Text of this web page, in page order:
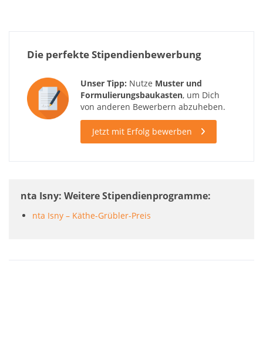
Die perfekte Stipendienbewerbung
Unser Tipp: Nutze Muster und
Formulierungsbaukasten, um Dich
von anderen Bewerbern abzuheben.
Jetzt mit Erfolg bewerben
nta Isny: Weitere Stipendienprogramme
nta Isny – Käthe-Grübler-Preis